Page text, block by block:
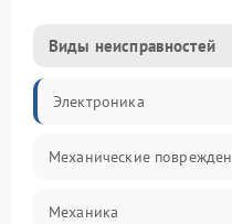
Виды неисправностей
Электроника
Механические
Механика